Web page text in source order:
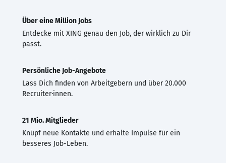
Über eine Million Jobs
Entdecke mit XING genau den Job, der wirklich zu Dir
passt.
Persönliche Job-Angebote
Lass Dich finden von Arbeitgebern und über 20.000
Recruiter·innen.
21 Mio. Mitglieder
Knüpf neue Kontakte und erhalte Impulse für ein
besseres Job-Leben.